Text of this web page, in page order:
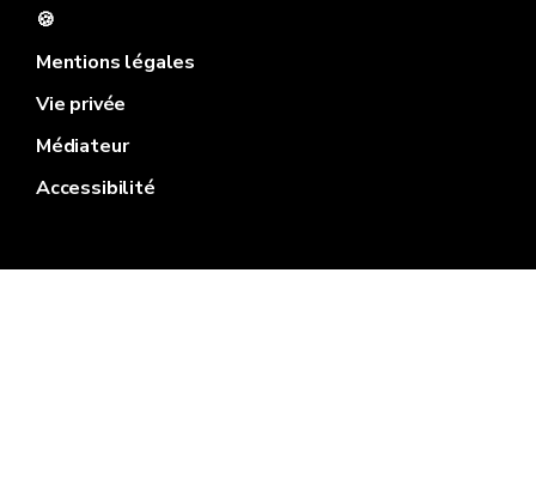
🍪
Mentions légales
Vie privée
Médiateur
Accessibilité